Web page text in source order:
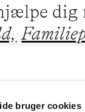
bruger cookies
dig